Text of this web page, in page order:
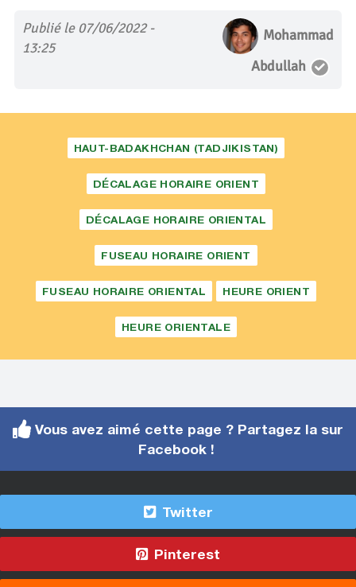
Publié le 07/06/2022 -
13:25
Mohammad
Abdullah
HAUT-BADAKHCHAN (TADJIKISTAN)
DÉCALAGE HORAIRE ORIENT
DÉCALAGE HORAIRE ORIENTAL
FUSEAU HORAIRE ORIENT
FUSEAU HORAIRE ORIENTAL HEURE ORIENT
HEURE ORIENTALE
Vous avez aimé cette page ? Partagez la sur
Facebook !
Twitter
Pinterest